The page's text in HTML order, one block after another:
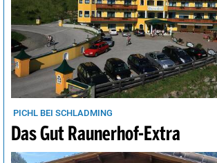
PICHL BEI SCHLADMING
Das Gut Raunerhof-Extra